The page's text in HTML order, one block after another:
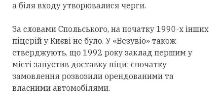
а біля входу утворювалися черги.
За словами Спольського, на початку 1990-х інших
піцерій у Києві не було. У «Везувіо» також
стверджують, що 1992 року заклад першим у
місті запустив доставку піци: спочатку
замовлення розвозили орендованими та
власними автомобілями.